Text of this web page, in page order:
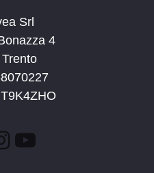
Srl
4
YouTube